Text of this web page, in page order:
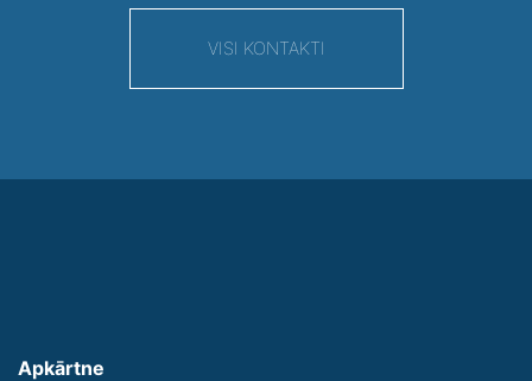
VISI KONTAKTI
Apkārtne